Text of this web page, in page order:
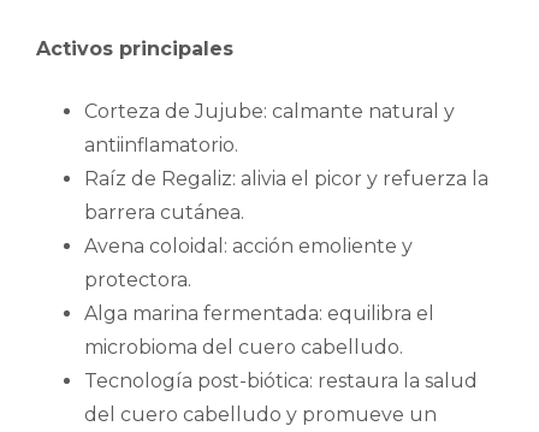
Activos principales
Corteza de Jujube: calmante natural y
antiinflamatorio.
Raíz de Regaliz: alivia el picor y refuerza la
barrera cutánea.
Avena coloidal: acción emoliente y
protectora.
Alga marina fermentada: equilibra el
microbioma del cuero cabelludo.
Tecnología post-biótica: restaura la salud
del cuero cabelludo y promueve un